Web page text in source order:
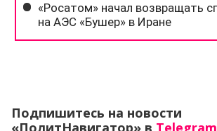
Подпишитесь на новости
«ПолитНавигатор» в Telegram